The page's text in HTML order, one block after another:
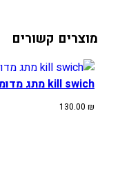
מוצרים קשורים
kill swich מתג מדומם מנוע אורות וצופר קטמ הסקוורנה
130.00 ₪